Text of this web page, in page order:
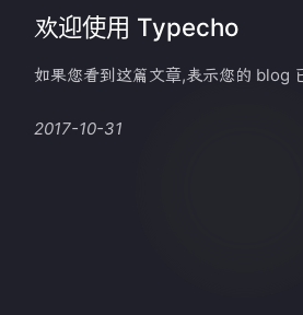
欢迎使用 Typecho
如果您看到这篇文章,表示您的 blog
2017-10-31